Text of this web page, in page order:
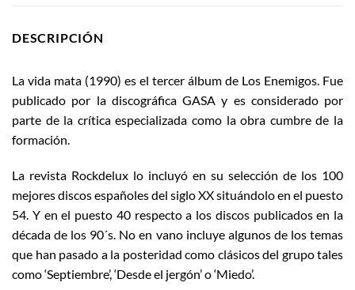
DESCRIPCIÓN
La vida mata (1990) es el tercer álbum de Los Enemigos. Fue
publicado por la discográfica GASA y es considerado por
parte de la crítica especializada como la obra cumbre de la
formación.
La revista Rockdelux lo incluyó en su selección de los 100
mejores discos españoles del siglo XX situándolo en el puesto
54. Y en el puesto 40 respecto a los discos publicados en la
década de los 90´s. No en vano incluye algunos de los temas
que han pasado a la posteridad como clásicos del grupo tales
como ‘Septiembre’, ‘Desde el jergón’ o ‘Miedo’.